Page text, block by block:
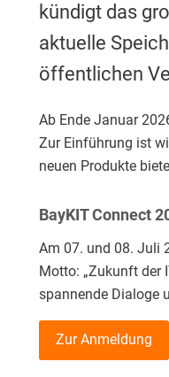
kündigt das
aktuelle
öffentlichen
Ab Ende Januar
Zur Einführung ist
neuen Produkte
BayKIT Connect
Am 07. und 08. Juli
Motto: „Zukunft der
spannende Dialoge
Zur Anmeldung